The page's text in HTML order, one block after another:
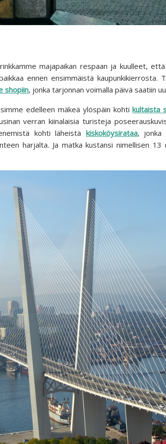
majapaikan respaan ja kuulleet,
ennen ensimmäistä kaupunkikierrosta.
shopiin, jonka tarjonnan voimalla päivä saatiin
edelleen mäkeä ylöspäin kohtikultaista
verran kiinalaisia turisteja
kohti läheistä kiskoköysirataa, jonka
harjalta. Ja matka kustansi nimellisen 13